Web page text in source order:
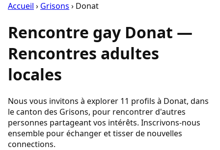
Accueil › Grisons › Donat
Rencontre gay Donat —
Rencontres adultes
locales
Nous vous invitons à explorer 11 profils à Donat, dans
le canton des Grisons, pour rencontrer d'autres
personnes partageant vos intérêts. Inscrivons-nous
ensemble pour échanger et tisser de nouvelles
connections.